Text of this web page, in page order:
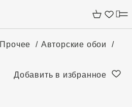
Прочее
Авторские обои
Добавить в избранное